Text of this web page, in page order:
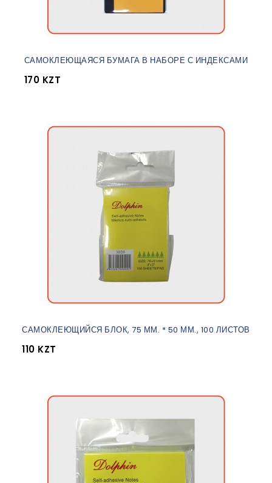
САМОКЛЕЮЩАЯСЯ БУМАГА В НАБОРЕ С ИНДЕКСАМИ
170 KZT
САМОКЛЕЮЩИЙСЯ БЛОК, 75 ММ. * 50 ММ., 100 ЛИСТОВ
110 KZT